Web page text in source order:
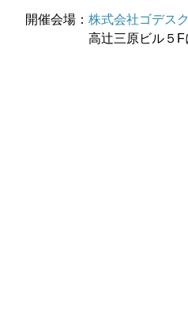
開催会場： 株式会社ゴデス
高辻三原ビル５Fに直